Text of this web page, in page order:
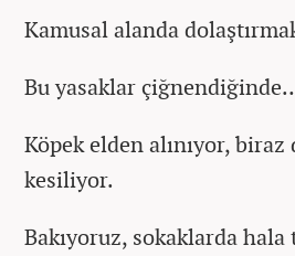
Kamusal alanda
Bu yasaklar
Köpek elden alınıyor, biraz
kesiliyor.
Bakıyoruz, sokaklarda